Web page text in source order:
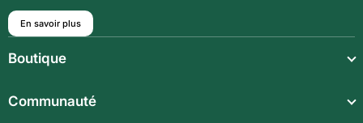
En savoir plus
Boutique
Communauté